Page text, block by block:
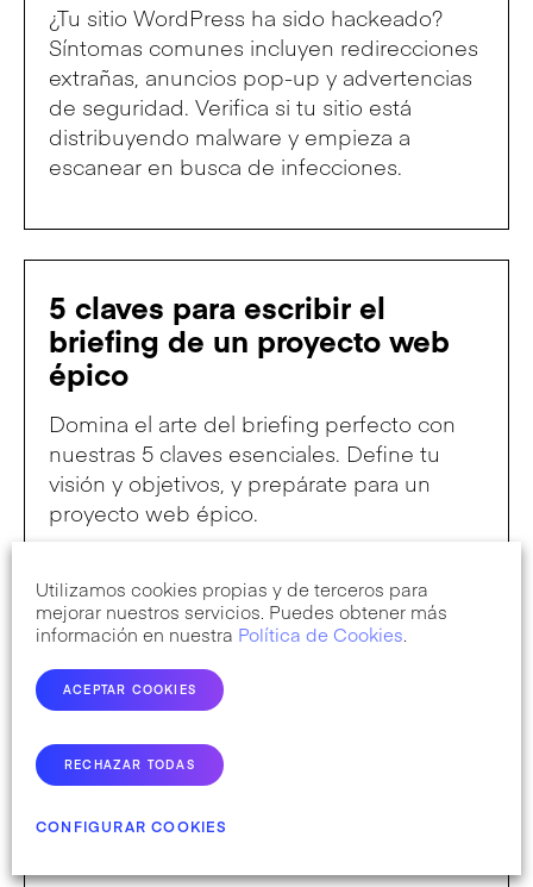
¿Tu sitio WordPress ha sido hackeado?
Síntomas comunes incluyen redirecciones
extrañas, anuncios pop-up y advertencias
de seguridad. Verifica si tu sitio está
distribuyendo malware y empieza a
escanear en busca de infecciones.
5 claves para escribir el
briefing de un proyecto web
épico
Domina el arte del briefing perfecto con
nuestras 5 claves esenciales. Define tu
visión y objetivos, y prepárate para un
proyecto web épico.
Modo pánico activado: El
botón «Actualiza ahora» en
WordPress
El botón que desata el caos. Claves para
Wordpress.
Utilizamos cookies propias y de terceros para
mejorar nuestros servicios. Puedes obtener más
información en nuestra Política de Cookies.
ACEPTAR COOKIES
RECHAZAR TODAS
CONFIGURAR COOKIES